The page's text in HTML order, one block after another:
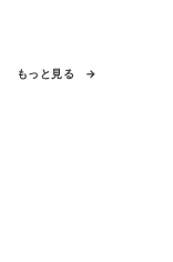
もっと見る